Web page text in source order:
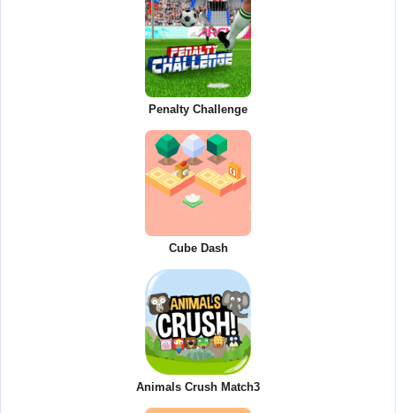
Penalty Challenge
Cube Dash
Animals Crush Match3